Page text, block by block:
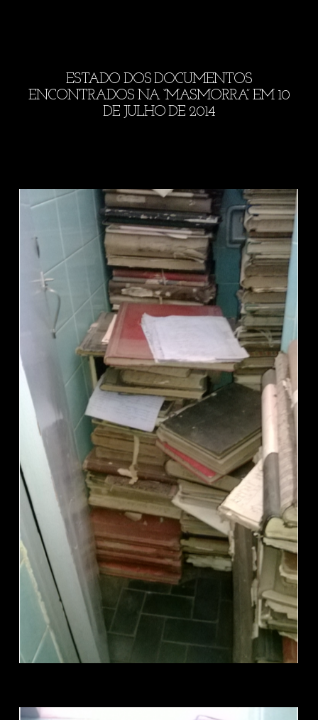
ESTADO DOS DOCUMENTOS
ENCONTRADOS NA “MASMORRA” EM 10
DE JULHO DE 2014